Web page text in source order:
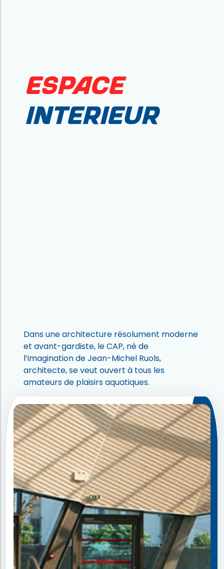
Espace
interieur
Dans une architecture résolument moderne
et avant-gardiste, le CAP, né de
l’imagination de Jean-Michel Ruols,
architecte, se veut ouvert à tous les
amateurs de plaisirs aquatiques.